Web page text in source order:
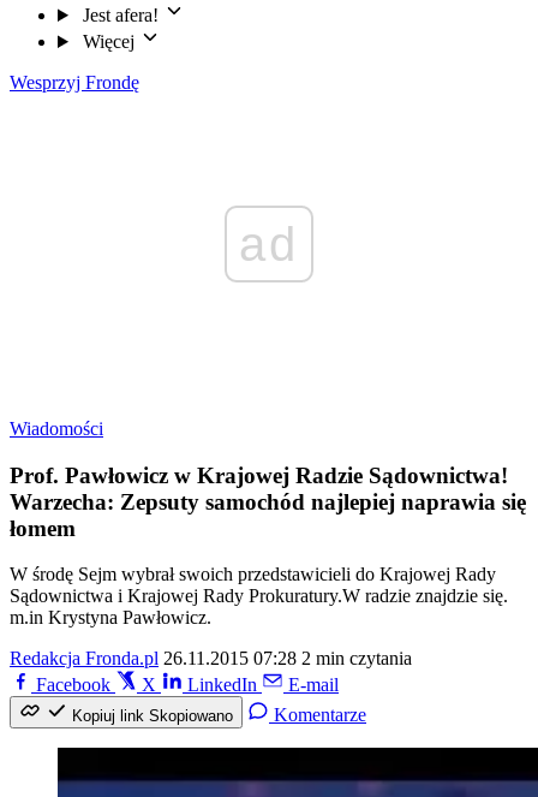
Jest afera!
Więcej
Wesprzyj Frondę
ad
Wiadomości
Prof. Pawłowicz w Krajowej Radzie Sądownictwa!
Warzecha: Zepsuty samochód najlepiej naprawia się
łomem
W środę Sejm wybrał swoich przedstawicieli do Krajowej Rady
Sądownictwa i Krajowej Rady Prokuratury.W radzie znajdzie się.
m.in Krystyna Pawłowicz.
Redakcja Fronda.pl 26.11.2015 07:28 2 min czytania
Facebook
X LinkedIn E-mail
Kopiuj link Skopiowano Komentarze